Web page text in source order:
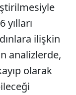
yılları
ilişkin
analizlerde,
olarak